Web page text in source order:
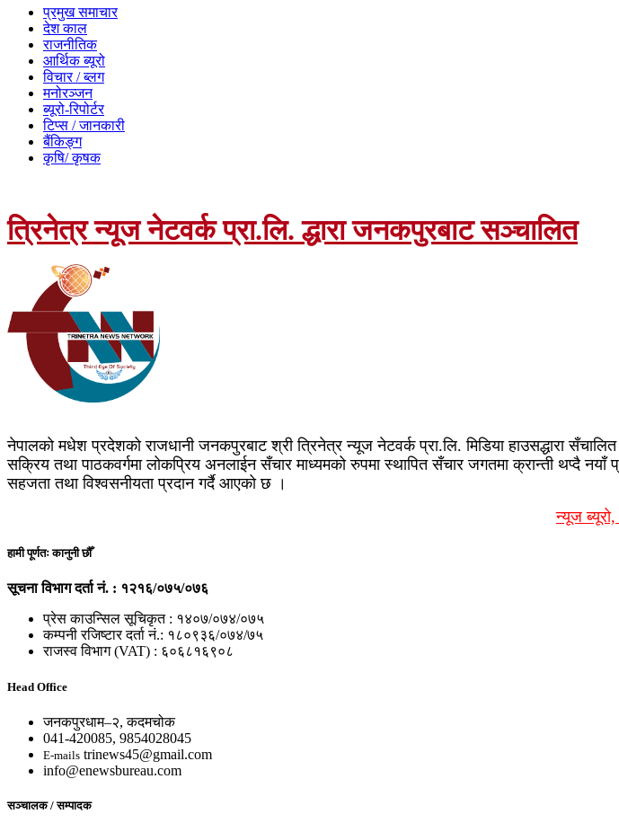
प्रमुख समाचार
देश काल
राजनीतिक
आर्थिक ब्यूरो
विचार / ब्लग
मनोरञ्जन
ब्यूरो-रिपोर्टर
टिप्स / जानकारी
बैंकिङ्ग
कृषि/ कृषक
त्रिनेत्र न्यूज नेटवर्क प्रा.लि. द्धारा जनकपुरबाट सञ्चालित
नेपालको मधेश प्रदेशको राजधानी जनकपुरबाट श्री त्रिनेत्र न्यूज नेटवर्क प्रा.लि. मिडिया हाउसद्धारा
सक्रिय तथा पाठकवर्गमा लोकप्रिय अनलाईन सँचार माध्यमको रुपमा स्थापित सँचार जगतमा क्रान्ती थप्दै
सहजता तथा विश्वसनीयता प्रदान गर्दै आएको छ ।
न्यूज
हामी पूर्णतः कानुनी छौँ
सूचना विभाग दर्ता नं. : १२१६/०७५/०७६
प्रेस काउन्सिल सूचिकृत : १४०७/०७४/०७५
कम्पनी रजिष्टार दर्ता नं.: १८०९३६/०७४/७५
राजस्व विभाग (VAT) : ६०६८१६९०८
Head Office
जनकपुरधाम–२, कदमचोक
041-420085, 9854028045
E-mails trinews45@gmail.com
info@enewsbureau.com
सञ्चालक / सम्पादक